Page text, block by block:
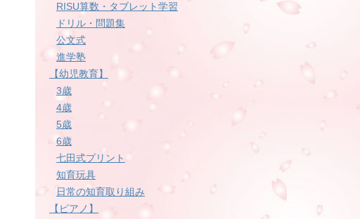
RISU算数・タブレット学習
ドリル・問題集
公文式
進学塾
【幼児教育】
3歳
4歳
5歳
6歳
七田式プリント
知育玩具
日常の知育取り組み
【ピアノ】